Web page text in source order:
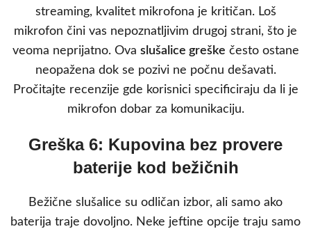
streaming, kvalitet mikrofona je kritičan. Loš
mikrofon čini vas nepoznatljivim drugoj strani, što je
veoma neprijatno. Ova slušalice greške često ostane
neopažena dok se pozivi ne počnu dešavati.
Pročitajte recenzije gde korisnici specificiraju da li je
mikrofon dobar za komunikaciju.
Greška 6: Kupovina bez provere
baterije kod bežičnih
Bežične slušalice su odličan izbor, ali samo ako
baterija traje dovoljno. Neke jeftine opcije traju samo